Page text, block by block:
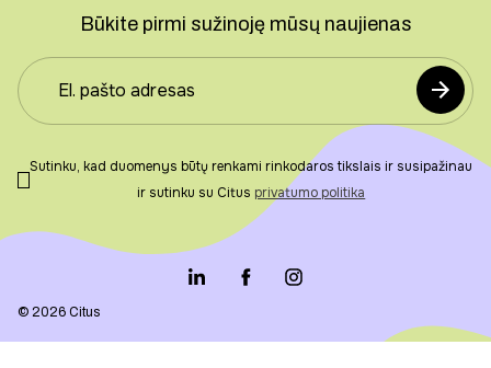
Būkite pirmi sužinoję mūsų naujienas
Sutinku, kad duomenys būtų renkami rinkodaros tikslais ir susipažinau
ir sutinku su Citus privatumo politika
© 2026 Citus